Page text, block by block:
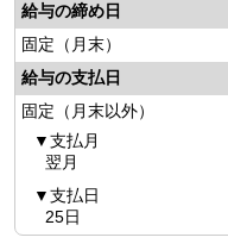
給与の締め日
固定（月末）
給与の支払日
固定（月末以外）
支払月
翌月
支払日
25日